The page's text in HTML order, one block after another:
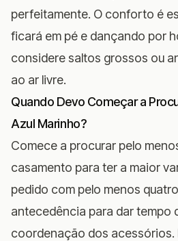
perfeitamente. O conforto é
ficará em pé e dançando por
considere saltos grossos ou
ao ar livre.
Quando Devo Começar a
Azul Marinho?
Comece a procurar pelo
casamento para ter a maior
pedido com pelo menos
antecedência para dar tempo
coordenação dos acessórios.